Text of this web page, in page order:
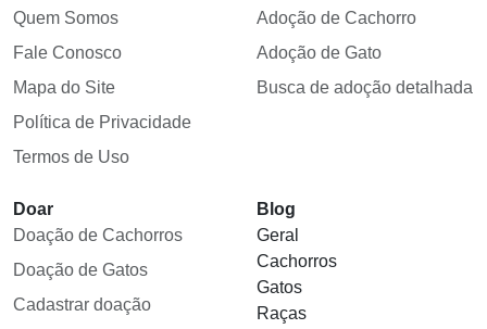
Quem Somos
Fale Conosco
Mapa do Site
Política de Privacidade
Termos de Uso
Adoção de Cachorro
Adoção de Gato
Busca de adoção detalhada
Doar
Doação de Cachorros
Doação de Gatos
Cadastrar doação
Blog
Geral
Cachorros
Gatos
Raças